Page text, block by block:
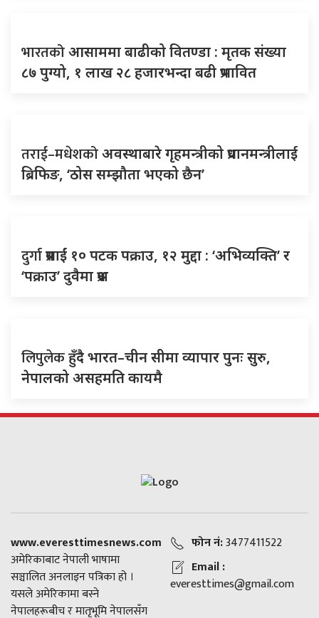
भारतकोआसाममा बाढीको वितण्डा : मृतक संख्या
८७ पुग्यो, १ लाख २८ हजारभन्दा बढी प्रभावित
तराई–मधेशकोअवस्थाबारे गृहमन्त्रीको प्रधानमन्त्रीलाई
ब्रिफिङ, ‘ठोस सम्झौता भएको छैन’
दुर्गाप्रसाईं १० पटक पक्राउ, १२ मुद्दा : ‘अभिव्यक्ति’ र
‘पक्राउ’ दुवैमा प्रश्न
लिपुलेकहुँदै भारत–चीन सीमा व्यापार पुनः सुरु,
नेपालको असहमति कायमै
www.everesttimesnews.com
अमेरिकाबाट नेपाली भाषामा
सञ्चालित अनलाइन पत्रिका हो ।
यसले अमेरिकामा बस्ने
नेपालहरूबीच र मातृभूमि नेपालसँग
फोन नं:3477411522
Email :
everesttimes@gmail.com